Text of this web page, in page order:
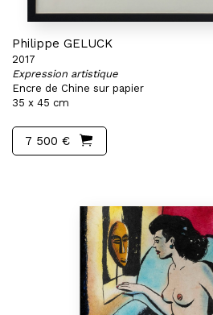
Philippe GELUCK
2017
Expression artistique
Encre de Chine sur papier
35 x 45 cm
7 500 €